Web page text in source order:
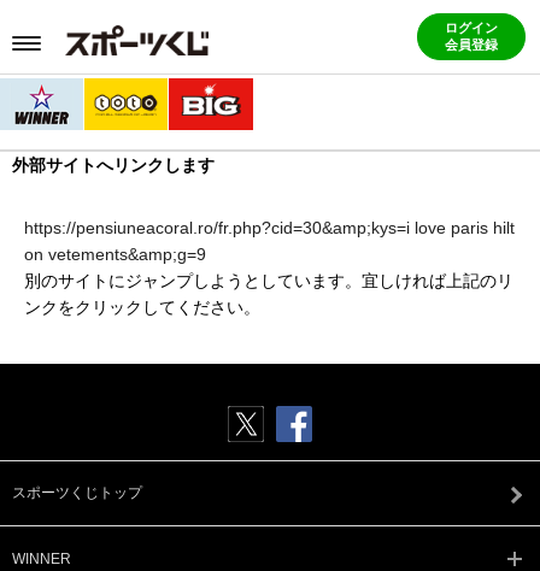
ログイン
会員登録
外部サイトへリンクします
https://pensiuneacoral.ro/fr.php?cid=30&amp;kys=i love paris hilt
on vetements&amp;g=9
別のサイトにジャンプしようとしています。宜しければ上記のリ
ンクをクリックしてください。
スポーツくじトップ
WINNER